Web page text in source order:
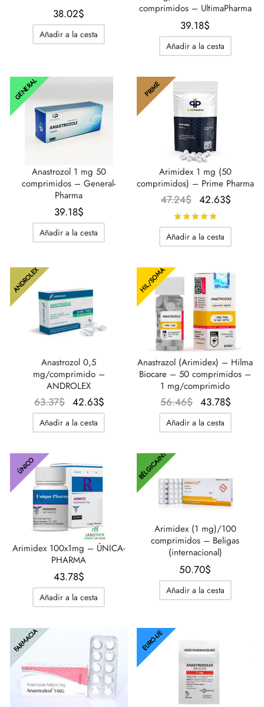
38.02$
Añadir a la cesta
comprimidos – UltimaPharma
39.18$
Añadir a la cesta
GENERAL
Anastrozol 1 mg 50
comprimidos – General-
Pharma
39.18$
Añadir a la cesta
PRIME
Arimidex 1 mg (50
comprimidos) – Prime Pharma
47.24$
El
precio
original
era:
42.63$
Añadir a la cesta
ANDROLEX
Anastrozol 0,5
mg/comprimido –
ANDROLEX
63.37$
El
precio
original
63.37$.
42.63$
Añadir a la cesta
HIL/SOMA
Anastrazol (Arimidex) – Hilma
Biocare – 50 comprimidos –
1 mg/comprimido
56.46$
El
precio
original
43.78$
Añadir a la cesta
ÚNICO
Arimidex 100x1mg – ÚNICA-
PHARMA
43.78$
Añadir a la cesta
BÉLGICA-INT
Arimidex (1 mg)/100
comprimidos – Beligas
(internacional)
50.70$
Añadir a la cesta
FARMACIA EURO-UE